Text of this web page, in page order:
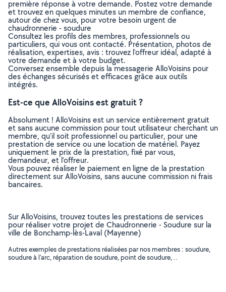
première réponse à votre demande. Postez votre demande
et trouvez en quelques minutes un membre de confiance,
autour de chez vous, pour votre besoin urgent de
chaudronnerie - soudure
Consultez les profils des membres, professionnels ou
particuliers, qui vous ont contacté. Présentation, photos de
réalisation, expertises, avis : trouvez l'offreur idéal, adapté à
votre demande et à votre budget.
Conversez ensemble depuis la messagerie AlloVoisins pour
des échanges sécurisés et efficaces grâce aux outils
intégrés.
Est-ce que AlloVoisins est gratuit ?
Absolument ! AlloVoisins est un service entièrement gratuit
et sans aucune commission pour tout utilisateur cherchant un
membre, qu’il soit professionnel ou particulier, pour une
prestation de service ou une location de matériel. Payez
uniquement le prix de la prestation, fixé par vous,
demandeur, et l’offreur.
Vous pouvez réaliser le paiement en ligne de la prestation
directement sur AlloVoisins, sans aucune commission ni frais
bancaires.
Sur AlloVoisins, trouvez toutes les prestations de services
pour réaliser votre projet de Chaudronnerie - Soudure sur la
ville de Bonchamp-lès-Laval (Mayenne)
Autres exemples de prestations réalisées par nos membres : soudure,
soudure à l'arc, réparation de soudure, point de soudure, ..